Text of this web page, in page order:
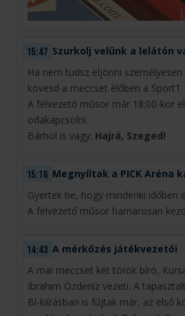
15:47 Szurkolj velünk a lelátón
Ha nem tudsz eljönni személyesen
kövesd a meccset élőben a Sport1
A felvezető műsor már 18:00-kor
odakapcsolni.
Bárhol is vagy: Hajrá, Szeged!
15:16 Megnyíltak a PICK Aréna
Gyertek be, hogy mindenki időben
A felvezető műsor hamarosan
14:43 A mérkőzés játékvezetői
A mai meccset két török bíró,
Ibrahim Özdeniz vezeti. A
Bl-kiírásban is fújtak már, az első